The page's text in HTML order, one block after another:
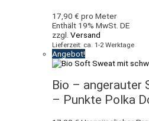
17,90 € pro Meter
Enthält 19% MwSt. DE
zzgl. Versand
Lieferzeit: ca. 1-2 Werktage
Angebot!
Bio – angerauter
– Punkte Polka